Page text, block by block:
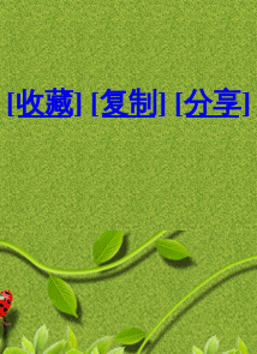
[收藏] [复制] [分享]